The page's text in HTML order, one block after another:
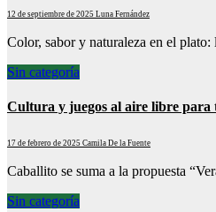
12 de septiembre de 2025 Luna Fernández
Color, sabor y naturaleza en el
Sin categoría
Cultura y juegos al aire libre para
17 de febrero de 2025 Camila De la Fuente
Caballito se suma a la propuesta
Sin categoría